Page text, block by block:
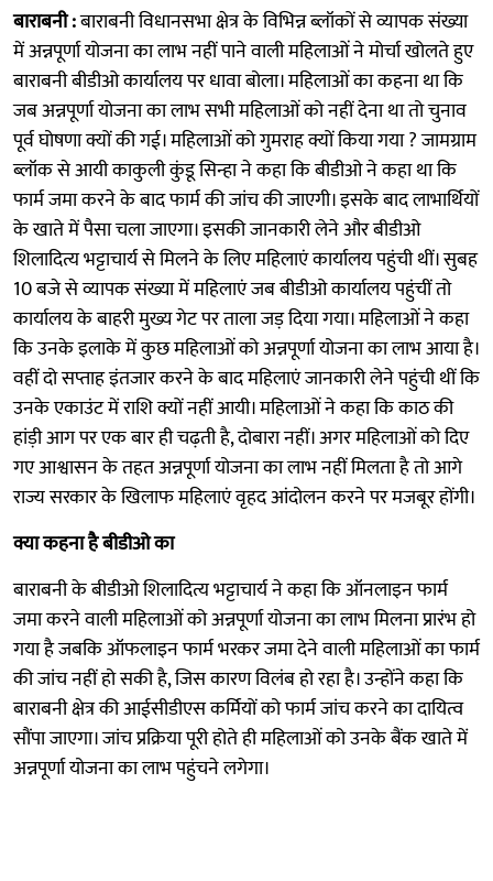
बाराबनी :बाराबनी विधानसभा क्षेत्र के विभिन्न ब्लॉकों से व्यापक संख्या
में अन्नपूर्णा योजना का लाभ नहीं पाने वाली महिलाओं ने मोर्चा खोलते हुए
बाराबनी बीडीओ कार्यालय पर धावा बोला। महिलाओं का कहना था कि
जब अन्नपूर्णा योजना का लाभ सभी महिलाओं को नहीं देना था तो चुनाव
पूर्व घोषणा क्यों की गई। महिलाओं को गुमराह क्यों किया गया ? जामग्राम
ब्लॉक से आयी काकुली कुंडू सिन्हा ने कहा कि बीडीओ ने कहा था कि
फार्म जमा करने के बाद फार्म की जांच की जाएगी। इसके बाद लाभार्थियों
के खाते में पैसा चला जाएगा। इसकी जानकारी लेने और बीडीओ
शिलादित्य भट्टाचार्य से मिलने के लिए महिलाएं कार्यालय पहुंची थीं। सुबह
10 बजे से व्यापक संख्या में महिलाएं जब बीडीओ कार्यालय पहुंचीं तो
कार्यालय के बाहरी मुख्य गेट पर ताला जड़ दिया गया। महिलाओं ने कहा
कि उनके इलाके में कुछ महिलाओं को अन्नपूर्णा योजना का लाभ आया है।
वहीं दो सप्ताह इंतजार करने के बाद महिलाएं जानकारी लेने पहुंची थीं कि
उनके एकाउंट में राशि क्यों नहीं आयी। महिलाओं ने कहा कि काठ की
हांड़ी आग पर एक बार ही चढ़ती है, दोबारा नहीं। अगर महिलाओं को दिए
गए आश्वासन के तहत अन्नपूर्णा योजना का लाभ नहीं मिलता है तो आगे
राज्य सरकार के खिलाफ महिलाएं वृहद आंदोलन करने पर मजबूर होंगी।
क्या कहना है बीडीओ का
बाराबनी के बीडीओ शिलादित्य भट्टाचार्य ने कहा कि ऑनलाइन फार्म
जमा करने वाली महिलाओं को अन्नपूर्णा योजना का लाभ मिलना प्रारंभ हो
गया है जबकि ऑफलाइन फार्म भरकर जमा देने वाली महिलाओं का फार्म
की जांच नहीं हो सकी है, जिस कारण विलंब हो रहा है। उन्होंने कहा कि
बाराबनी क्षेत्र की आईसीडीएस कर्मियों को फार्म जांच करने का दायित्व
सौंपा जाएगा। जांच प्रक्रिया पूरी होते ही महिलाओं को उनके बैंक खाते में
अन्नपूर्णा योजना का लाभ पहुंचने लगेगा।